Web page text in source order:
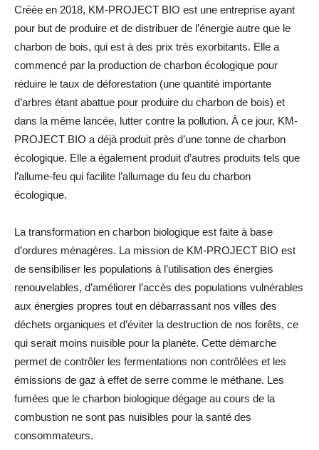
Créée en 2018, KM-PROJECT BIO est une entreprise ayant
pour but de produire et de distribuer de l’énergie autre que le
charbon de bois, qui est à des prix très exorbitants. Elle a
commencé par la production de charbon écologique pour
réduire le taux de déforestation (une quantité importante
d’arbres étant abattue pour produire du charbon de bois) et
dans la même lancée, lutter contre la pollution. À ce jour, KM-
PROJECT BIO a déjà produit près d’une tonne de charbon
écologique. Elle a également produit d’autres produits tels que
l’allume-feu qui facilite l’allumage du feu du charbon
écologique.
La transformation en charbon biologique est faite à base
d’ordures ménagères. La mission de KM-PROJECT BIO est
de sensibiliser les populations à l’utilisation des énergies
renouvelables, d’améliorer l’accès des populations vulnérables
aux énergies propres tout en débarrassant nos villes des
déchets organiques et d’éviter la destruction de nos forêts, ce
qui serait moins nuisible pour la planète. Cette démarche
permet de contrôler les fermentations non contrôlées et les
émissions de gaz à effet de serre comme le méthane. Les
fumées que le charbon biologique dégage au cours de la
combustion ne sont pas nuisibles pour la santé des
consommateurs.